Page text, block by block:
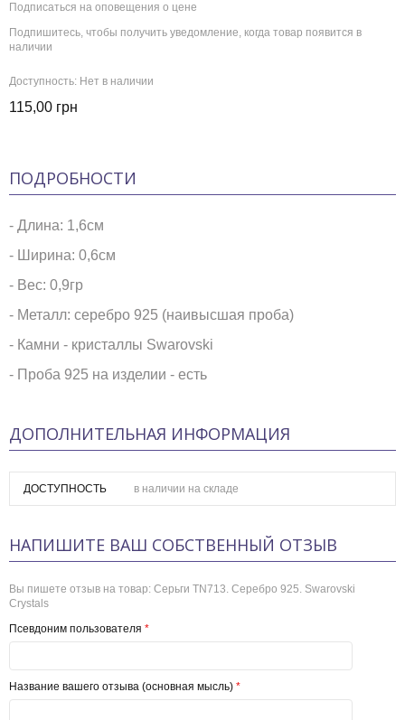
Подписаться на оповещения о цене
Подпишитесь, чтобы получить уведомление, когда товар появится в
наличии
Доступность: Нет в наличии
115,00 грн
ПОДРОБНОСТИ
- Длина: 1,6см
- Ширина: 0,6см
- Вес: 0,9гр
- Металл: серебро 925 (наивысшая проба)
- Камни - кристаллы Swarovski
- Проба 925 на изделии - есть
ДОПОЛНИТЕЛЬНАЯ ИНФОРМАЦИЯ
ДОСТУПНОСТЬ в наличии на складе
НАПИШИТЕ ВАШ СОБСТВЕННЫЙ ОТЗЫВ
Вы пишете отзыв на товар: Серьги TN713. Серебро 925. Swarovski
Crystals
*
Псевдоним пользователя
*
Название вашего отзыва (основная мысль)